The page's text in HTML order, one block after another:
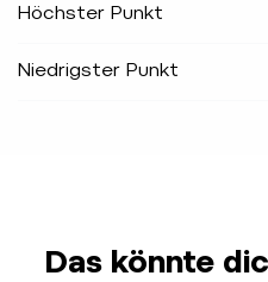
Höchster Punkt
Niedrigster Punkt
Das könnte